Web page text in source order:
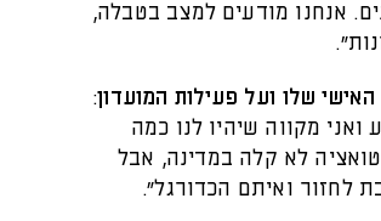
אנחנו מודעים למצב בטבלה,
שלו ועל פעילות המועדון:
מקווה שיהיו לנו כמה
לא קלה במדינה, אבל
לחזור ואיתם הכדורגל".